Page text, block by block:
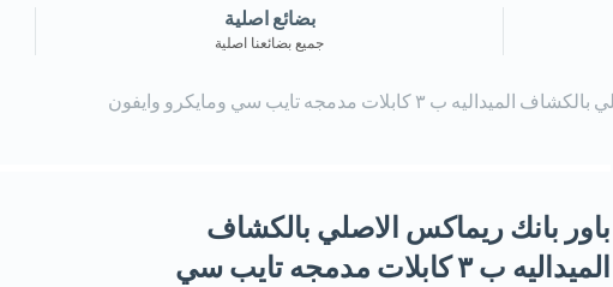
بضائع اصلية
جميع بضائعنا اصلية
ب ٣ كابلات مدمجه تايب سي ومايكرو وايفون
باور بانك ريماكس الاصلي بالكشاف
الميداليه ب ٣ كابلات مدمجه تايب سي